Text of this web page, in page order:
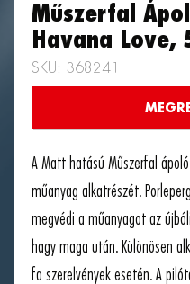
Műszerfal
Havana Love,
SKU: 368241
A Matt hatású Műszerfal
műanyag alkatrészét.
megvédi a műanyagot az
hagy maga után. Különösen
fa szerelvények esetén. A